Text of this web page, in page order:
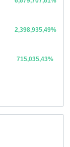
2,398,935,49%
715,035,43%